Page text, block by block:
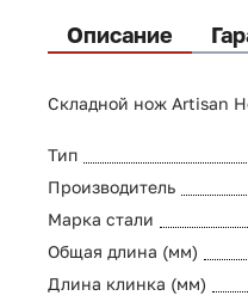
Описание
Складной нож Artisan
Тип
Производитель
Марка стали
Общая длина (мм)
Длина клинка (мм)